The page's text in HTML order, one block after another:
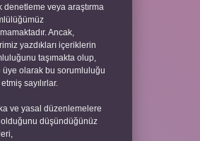
denetleme veya araştırma
Ancak,
yazdıkları içeriklerin
taşımakta olup,
üye olarak bu sorumluluğu
sayılırlar.
ve yasal düzenlemelere
olduğunu düşündüğünüz